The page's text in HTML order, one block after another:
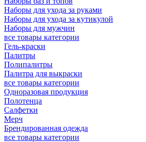
Наборы для ухода за руками
Наборы для ухода за кутикулой
Наборы для мужчин
все товары категории
Гель-краски
Палитры
Полипалитры
Палитра для выкраски
все товары категории
Одноразовая продукция
Полотенца
Салфетки
Мерч
Брендированная одежда
все товары категории